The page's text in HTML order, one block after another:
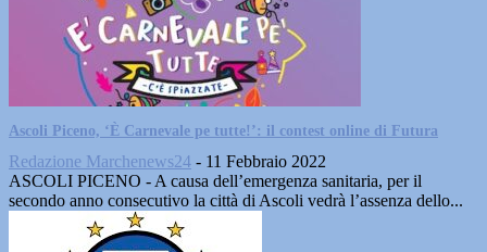
Ascoli Piceno, ‘È Carnevale pe tutte!’: il contest online di Futura
Redazione Marchenews24 - 11 Febbraio 2022
ASCOLI PICENO - A causa dell’emergenza sanitaria, per il
secondo anno consecutivo la città di Ascoli vedrà l’assenza dello...